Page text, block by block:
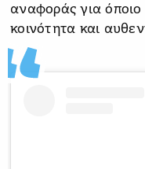
αναφοράς για
κοινότητα και